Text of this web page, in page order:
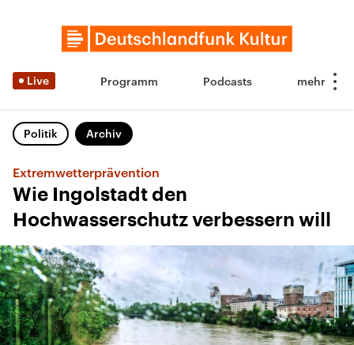
Live Programm Podcasts
Politik Archiv
Extremwetterprävention
Wie Ingolstadt den
Hochwasserschutz verbessern will